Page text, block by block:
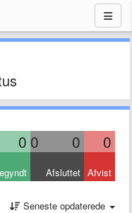
0 0 0 0
Afsluttet Afvist
Seneste opdaterede